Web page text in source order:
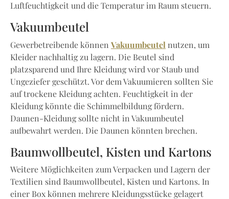
Luftfeuchtigkeit und die Temperatur im Raum steuern.
Vakuumbeutel
Gewerbetreibende können Vakuumbeutel nutzen, um
Kleider nachhaltig zu lagern. Die Beutel sind
platzsparend und Ihre Kleidung wird vor Staub und
Ungeziefer geschützt. Vor dem Vakuumieren sollten Sie
auf trockene Kleidung achten. Feuchtigkeit in der
Kleidung könnte die Schimmelbildung fördern.
Daunen-Kleidung sollte nicht in Vakuumbeutel
aufbewahrt werden. Die Daunen könnten brechen.
Baumwollbeutel, Kisten und Kartons
Weitere Möglichkeiten zum Verpacken und Lagern der
Textilien sind Baumwollbeutel, Kisten und Kartons. In
einer Box können mehrere Kleidungsstücke gelagert